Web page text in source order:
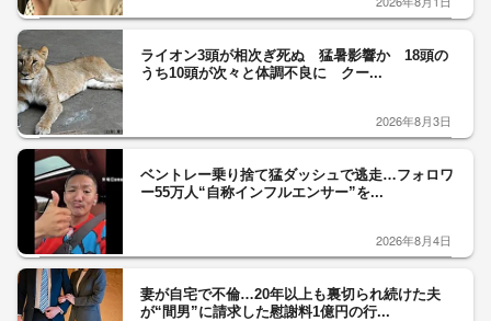
ライオン3頭が相次ぎ死ぬ 猛暑影響か 18頭の
うち10頭が次々と体調不良に クー...
2026年8月3日
ベントレー乗り捨て猛ダッシュで逃走…フォロワ
ー55万人“自称インフルエンサー”を...
2026年8月4日
妻が自宅で不倫…20年以上も裏切られ続けた夫
が“間男”に請求した慰謝料1億円の行...